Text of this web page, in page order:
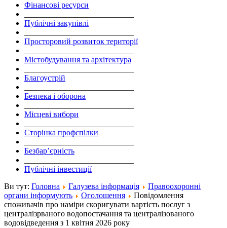
Фінансові ресурси
Публічні закупівлі
Просторовий розвиток території
Містобудування та архітектура
Благоустрій
Безпека і оборона
Місцеві вибори
Сторінка профспілки
Безбар’єрність
Публічні інвестиції
Ви тут: Головна Галузева інформація
Правоохоронні
органи інформують
Оголошення
Повідомлення
споживачів про наміри скоригувати вартість послуг з
централізрваного водопостачання та централізованого
водовідведення з 1 квітня 2026 року